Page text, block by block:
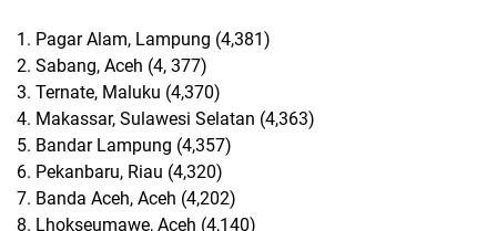
1. Pagar Alam, Lampung (4,381)
2. Sabang, Aceh (4, 377)
3. Ternate, Maluku (4,370)
4. Makassar, Sulawesi Selatan (4,363)
5. Bandar Lampung (4,357)
6. Pekanbaru, Riau (4,320)
7. Banda Aceh, Aceh (4,202)
8. Lhokseumawe, Aceh (4,140)